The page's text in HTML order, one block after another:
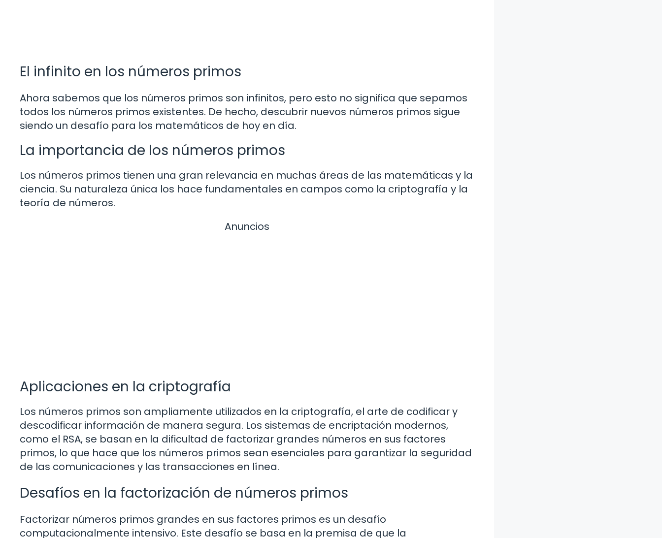
El infinito en los números primos
Ahora sabemos que los números primos son infinitos, pero esto no significa que sepamos
todos los números primos existentes. De hecho, descubrir nuevos números primos sigue
siendo un desafío para los matemáticos de hoy en día.
La importancia de los números primos
Los números primos tienen una gran relevancia en muchas áreas de las matemáticas y la
ciencia. Su naturaleza única los hace fundamentales en campos como la criptografía y la
teoría de números.
Anuncios
Aplicaciones en la criptografía
Los números primos son ampliamente utilizados en la criptografía, el arte de codificar y
descodificar información de manera segura. Los sistemas de encriptación modernos,
como el RSA, se basan en la dificultad de factorizar grandes números en sus factores
primos, lo que hace que los números primos sean esenciales para garantizar la seguridad
de las comunicaciones y las transacciones en línea.
Desafíos en la factorización de números primos
Factorizar números primos grandes en sus factores primos es un desafío
computacionalmente intensivo. Este desafío se basa en la premisa de que la